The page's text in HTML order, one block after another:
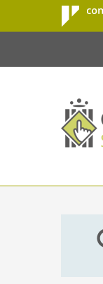
Salta al contingut